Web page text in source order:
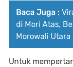
Baca Juga :
di Mori Atas,
Morowali Utara
Untuk